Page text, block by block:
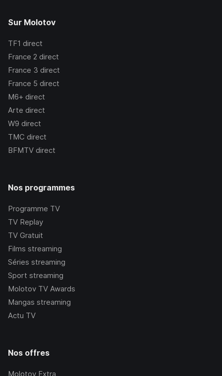
Sur Molotov
TF1 direct
France 2 direct
France 3 direct
France 5 direct
M6+ direct
Arte direct
W9 direct
TMC direct
BFMTV direct
Nos programmes
Programme TV
TV Replay
TV Gratuit
Films streaming
Séries streaming
Sport streaming
Molotov TV Awards
Mangas streaming
Actu TV
Nos offres
Molotov Extra